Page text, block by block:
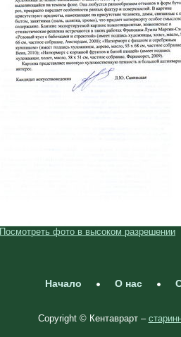
Посмотреть фото в высоком разрешении
Начало О нас
Copyright © Кентаврарт –